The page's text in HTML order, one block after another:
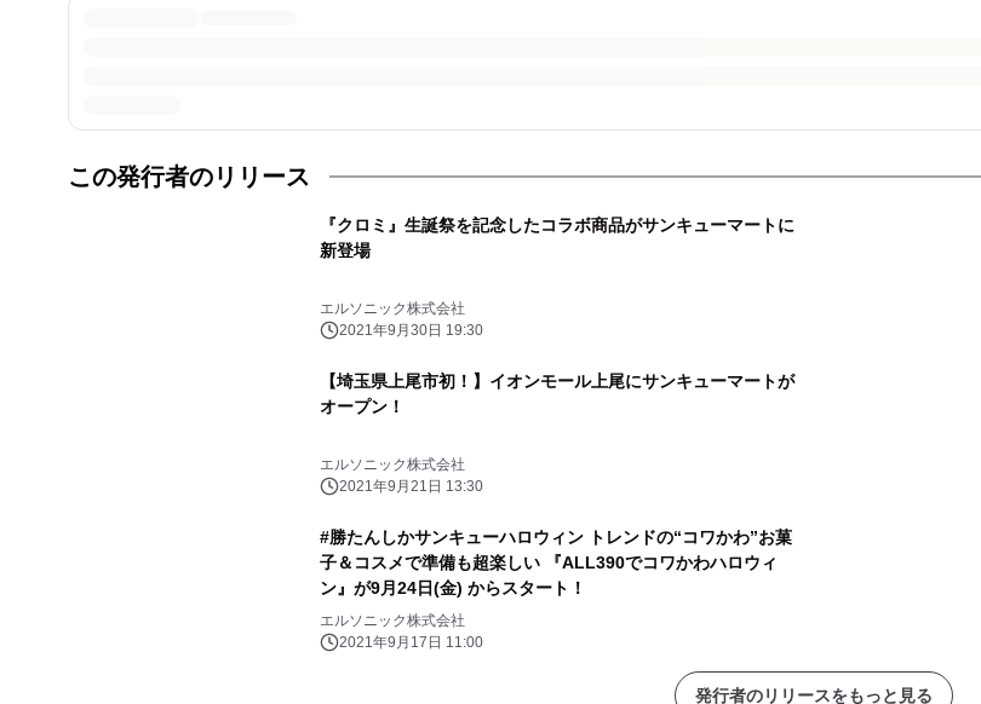
この発行者のリリース
『クロミ』生誕祭を記念したコラボ商品がサンキューマートに
新登場
エルソニック株式会社
2021年9月30日 19:30
【埼玉県上尾市初！】イオンモール上尾にサンキューマートが
オープン！
エルソニック株式会社
2021年9月21日 13:30
#勝たんしかサンキューハロウィン トレンドの“コワかわ”お菓
子＆コスメで準備も超楽しい 『ALL390でコワかわハロウィ
ン』が9月24日(金) からスタート！
エルソニック株式会社
2021年9月17日 11:00
発行者のリリースをもっと見る